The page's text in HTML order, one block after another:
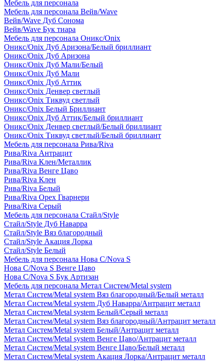
Мебель для персонала
Мебель для персонала Вейв/Wave
Вейв/Wave Дуб Сонома
Вейв/Wave Бук тиара
Мебель для персонала Оникс/Onix
Оникс/Onix Дуб Аризона/Белый бриллиант
Оникс/Onix Дуб Аризона
Оникс/Onix Дуб Мали/Белый
Оникс/Onix Дуб Мали
Оникс/Onix Дуб Аттик
Оникс/Onix Денвер светлый
Оникс/Onix Тиквуд светлый
Оникс/Onix Белый Бриллиант
Оникс/Onix Дуб Аттик/Белый бриллиант
Оникс/Onix Денвер светлый/Белый бриллиант
Оникс/Onix Тиквуд светлый/Белый бриллиант
Мебель для персонала Рива/Riva
Рива/Riva Антрацит
Рива/Riva Клен/Металлик
Рива/Riva Венге Цаво
Рива/Riva Клен
Рива/Riva Белый
Рива/Riva Орех Гварнери
Рива/Riva Серый
Мебель для персонала Стайл/Style
Стайл/Style Дуб Наварра
Стайл/Style Вяз благородный
Стайл/Style Акация Лорка
Стайл/Style Белый
Мебель для персонала Нова С/Nova S
Нова С/Nova S Венге Цаво
Нова С/Nova S Бук Артизан
Мебель для персонала Метал Систем/Metal system
Метал Систем/Metal system Вяз благородный/Белый металл
Метал Систем/Metal system Дуб Наварра/Антрацит металл
Метал Систем/Metal system Белый/Серый металл
Метал Систем/Metal system Вяз благородный/Антрацит металл
Метал Систем/Metal system Белый/Антрацит металл
Метал Систем/Metal system Венге Цаво/Антрацит металл
Метал Систем/Metal system Венге Цаво/Белый металл
Метал Систем/Metal system Акация Лорка/Антрацит металл